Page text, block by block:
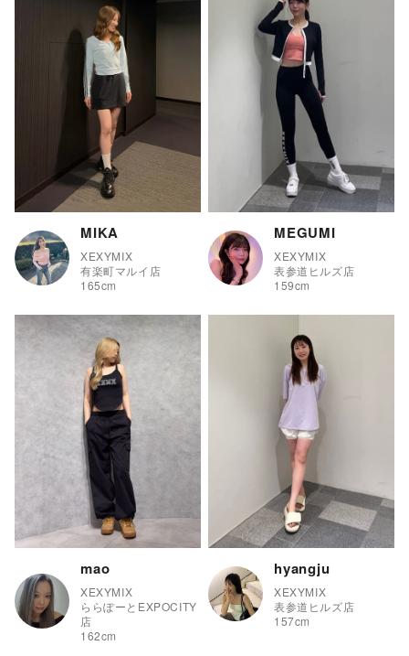
MIKA
XEXYMIX
有楽町マルイ店
165cm
MEGUMI
XEXYMIX
表参道ヒルズ店
159cm
mao
XEXYMIX
ららぽーとEXPOCITY
店
162cm
hyangju
XEXYMIX
表参道ヒルズ店
157cm